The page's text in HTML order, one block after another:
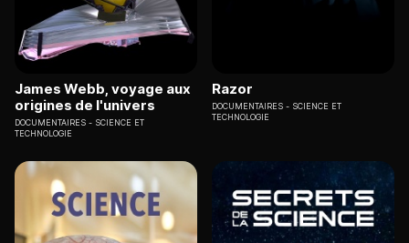
James Webb, voyage aux
origines de l'univers
DOCUMENTAIRES
SCIENCE ET
TECHNOLOGIE
Razor
DOCUMENTAIRES
SCIENCE ET
TECHNOLOGIE